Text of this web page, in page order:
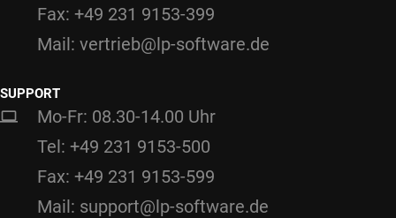
Fax: +49 231 9153-399
Mail: vertrieb@lp-software.de
SUPPORT
Mo-Fr: 08.30-14.00 Uhr
Tel: +49 231 9153-500
Fax: +49 231 9153-599
Mail: support@lp-software.de